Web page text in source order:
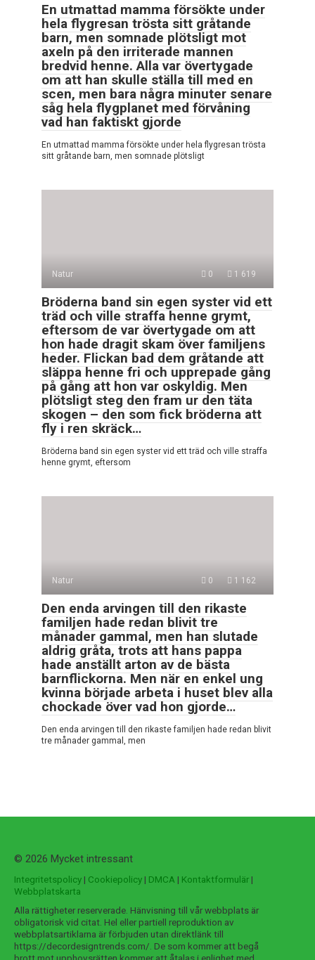
En utmattad mamma försökte under
hela flygresan trösta sitt gråtande
barn, men somnade plötsligt mot
axeln på den irriterade mannen
bredvid henne. Alla var övertygade
om att han skulle ställa till med en
scen, men bara några minuter senare
såg hela flygplanet med förvåning
vad han faktiskt gjorde
En utmattad mamma försökte under hela flygresan trösta
sitt gråtande barn, men somnade plötsligt
Natur 0 1 619
Bröderna band sin egen syster vid ett
träd och ville straffa henne grymt,
eftersom de var övertygade om att
hon hade dragit skam över familjens
heder. Flickan bad dem gråtande att
släppa henne fri och upprepade gång
på gång att hon var oskyldig. Men
plötsligt steg den fram ur den täta
skogen – den som fick bröderna att
fly i ren skräck…
Bröderna band sin egen syster vid ett träd och ville straffa
henne grymt, eftersom
Natur 0 1 162
Den enda arvingen till den rikaste
familjen hade redan blivit tre
månader gammal, men han slutade
aldrig gråta, trots att hans pappa
hade anställt arton av de bästa
barnflickorna. Men när en enkel ung
kvinna började arbeta i huset blev alla
chockade över vad hon gjorde…
Den enda arvingen till den rikaste familjen hade redan blivit
tre månader gammal, men
© 2026 Mycket intressant
Integritetspolicy| Cookiepolicy| DMCA | Kontaktformulär|
Webbplatskarta
Alla rättigheter reserverade. Hänvisning till vår webbplats är
obligatorisk vid citat. Hel eller partiell reproduktion av
webbplatsartiklarna är förbjuden utan direktlänk till
https://decordesigntrends.com/. De som kommer att begå
brott mot upphovsrätten kommer att åtalas i enlighet med